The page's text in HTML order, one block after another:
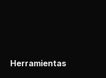
Herramientas